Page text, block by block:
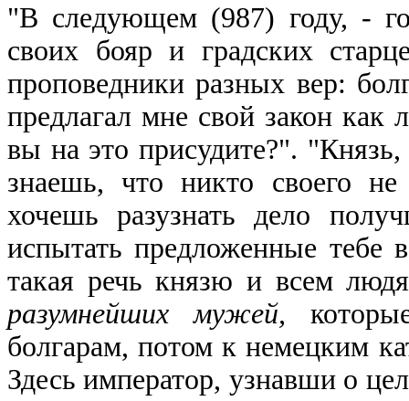
"В следующем (987) году, -
своих бояр и градских
проповедники разных вер:
предлагал мне свой закон
вы на это присудите?".
знаешь, что никто своего не
хочешь разузнать дело
испытать предложенные тебе
такая речь князю и всем
разумнейших мужей,
болгарам, потом к немецким
Здесь император, узнавши о